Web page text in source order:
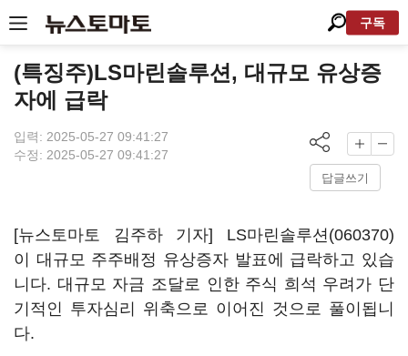
구독
(특징주)LS마린솔루션, 대규모 유상증
자에 급락
입력: 2025-05-27 09:41:27
수정: 2025-05-27 09:41:27
답글쓰기
[뉴스토마토 김주하 기자] LS마린솔루션(060370)
이 대규모 주주배정 유상증자 발표에 급락하고 있습
니다. 대규모 자금 조달로 인한 주식 희석 우려가 단
기적인 투자심리 위축으로 이어진 것으로 풀이됩니
다.